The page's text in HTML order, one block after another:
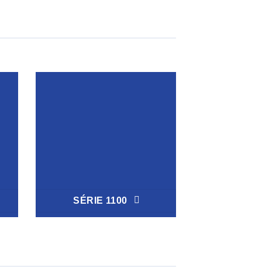
SÉRIE 1100